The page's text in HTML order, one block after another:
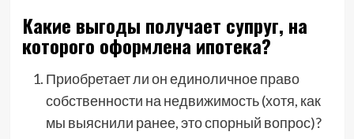
Какие выгоды получает супруг, на
которого оформлена ипотека?
Приобретает ли он единоличное право
собственности на недвижимость (хотя, как
мы выяснили ранее, это спорный вопрос)?